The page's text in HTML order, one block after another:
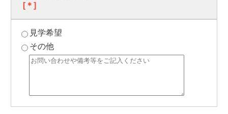
[＊]
見学希望
その他